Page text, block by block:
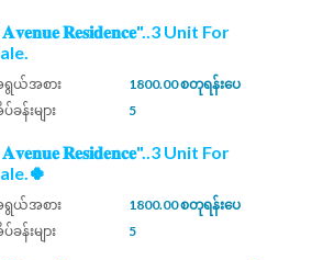
𝐀𝐯𝐞𝐧𝐮𝐞 𝐑𝐞𝐬𝐢𝐝𝐞𝐧𝐜𝐞"..3 Unit For
ယ်အစား
1800.00 စတုရန်းပေ
ခန်းများ
5
𝐀𝐯𝐞𝐧𝐮𝐞 𝐑𝐞𝐬𝐢𝐝𝐞𝐧𝐜𝐞"..3 Unit For
ယ်အစား
1800.00 စတုရန်းပေ
ခန်းများ
5